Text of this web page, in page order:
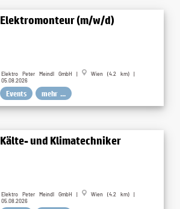
Elektromonteur (m/w/d)
Elektro Peter Meindl GmbH |
Wien (4.2 km) |
05.08.2026
Events mehr ...
Kälte- und Klimatechniker
Elektro Peter Meindl GmbH |
Wien (4.2 km) |
05.08.2026